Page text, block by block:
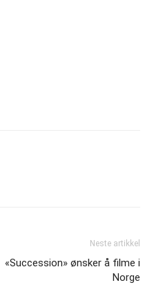
Neste artikkel
«Succession» ønsker å filme i
Norge